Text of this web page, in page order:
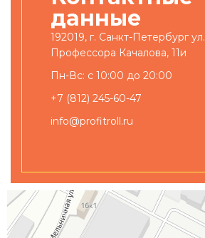
данные
192019, г. Санкт-Петербург ул.
Профессора Качалова, 11и
Пн-Вс: с 10:00 до 20:00
+7 (812) 245-60-47
info@profitroll.ru